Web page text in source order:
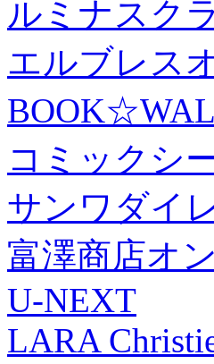
ルミナスク
エルブレス
コミックシ
サンワダイ
富澤商店オ
U-NEXT
LARA